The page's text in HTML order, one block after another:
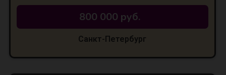
800 000 руб.
Санкт-Петербург